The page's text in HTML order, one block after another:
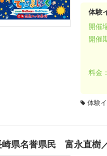
体験
開催
開催
料金：
体験
崎県名誉県民 富永直樹